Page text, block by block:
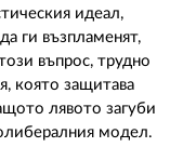
идеал,
ги възпламенят,
въпрос, трудно
която защитава
лявото загуби
модел.